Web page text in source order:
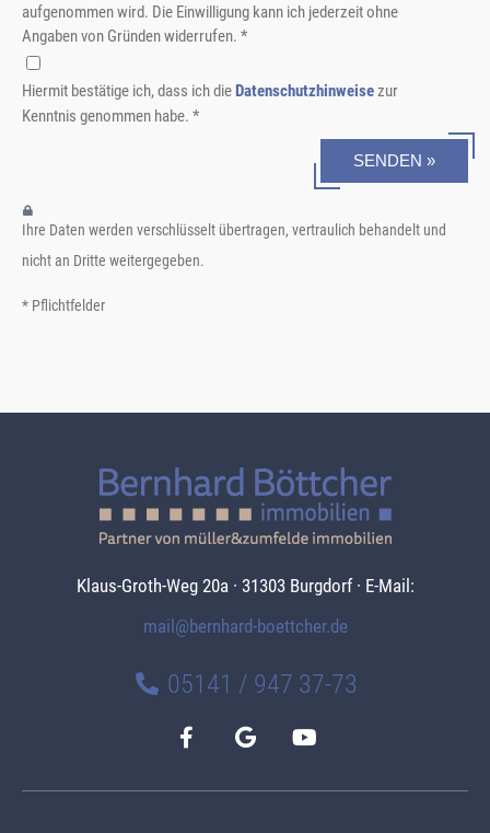
Klaus-Groth-Weg 20a · 31303 Burgdorf · E-Mail:
mail@bernhard-boettcher.de
05141 / 947 37-73
aufgenommen wird. Die Einwilligung kann ich jederzeit ohne
Angaben von Gründen widerrufen. *
Hiermit bestätige ich, dass ich dieDatenschutzhinweisezur
Kenntnis genommen habe. *
SENDEN »
Ihre Daten werden verschlüsselt übertragen, vertraulich behandelt und
nicht an Dritte weitergegeben.
* Pflichtfelder